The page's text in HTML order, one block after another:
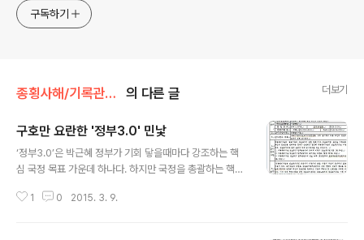
구독하기
종횡사해/기록관리.정보공개 의 다른 글 더보기
구호만 요란한 '정부3.0' 민낯
‘정부3.0’은 박근혜 정부가 기회 닿을때마다 강조하는 핵
심 국정 목표 가운데 하나다. 하지만 국정을 총괄하는 핵심
다는 이유로 시민단체가 감사원에 제기하는 국민감사청구
1 0 2015. 3. 9.